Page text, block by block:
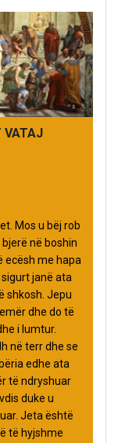
VATAJ
Mos u bëj rob
në boshin
ecësh me hapa
janë ata
shkosh. Jepu
dhe do të
i lumtur.
në terr dhe se
edhe ata
të ndryshuar
duke u
Jeta është
të hyjshme